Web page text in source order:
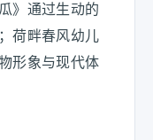
》通过生动的
荷畔春风幼儿
形象与现代体